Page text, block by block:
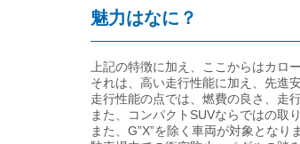
魅力はなに？
上記の特徴に加え、ここからはカロ
それは、高い走行性能に加え、先進
走行性能の点では、燃費の良さ、走
また、コンパクトSUVならではの取
また、G”X”を除く車両が対象とな